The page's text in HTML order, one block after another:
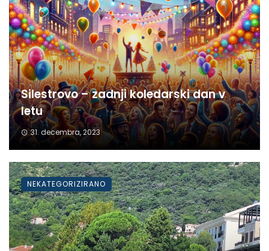
Silestrovo – zadnji koledarski dan v
letu
31. decembra, 2023
NEKATEGORIZIRANO